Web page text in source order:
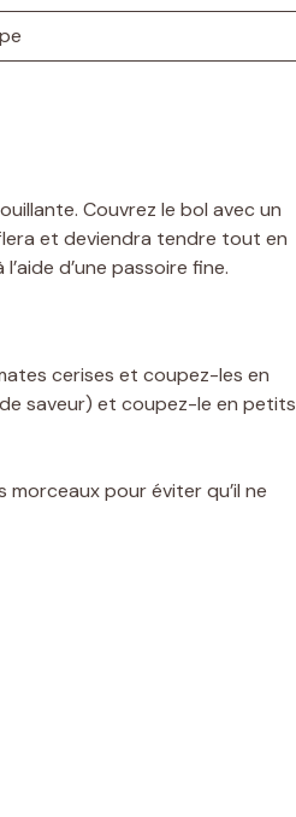
Couvrez le bol avec un
et deviendra tendre tout en
d’une passoire fine.
cerises et coupez-les en
saveur) et coupez-le en petits
pour éviter qu’il ne